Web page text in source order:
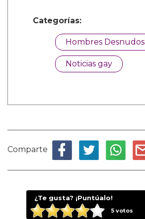
Categorías:
Hombres Desnudos
Noticias gay
Comparte
¿Te gusta? ¡Puntúalo!
5votos